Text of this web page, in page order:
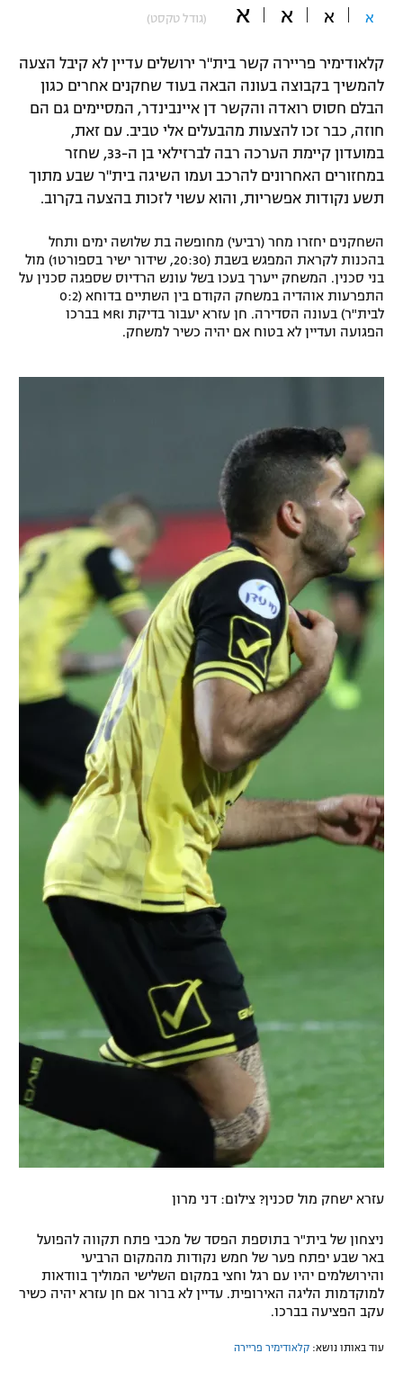
"מחצית בשכונה" – פודקאסט
משתתפים וזוכים בפרסים
תקנון משתתפים וזוכים בפרסים
תקנון עבור פעילות אלקטרה
טניס
גיימינג E-Sports
תנאי שימוש
מדיניות פרטיות
רשיון להקרנה פומבית לבית עסק
הצטרפות לחבילת הערוצים
לוח דרושים – ג'ובנט
תגיות
המגזין
ספורט מוטורי
כדורמים
בייסבול MLB
ספורט אתגרי ואקסטרים
אומנויות לחימה
גיימינג E-Sports
א א א א (גודל טקסט)
קלאודימיר פריירה קשר בית"ר ירושלים עדיין לא קיבל הצעה
להמשיך בקבוצה בעונה הבאה בעוד שחקנים אחרים כגון
הבלם חסוס רואדה והקשר דן איינבינדר, המסיימים גם הם
חוזה, כבר זכו להצעות מהבעלים אלי טביב. עם זאת,
במועדון קיימת הערכה רבה לברזילאי בן ה-33, שחזר
במחזורים האחרונים להרכב ועמו השיגה בית"ר שבע מתוך
תשע נקודות אפשריות, והוא עשוי לזכות בהצעה בקרוב.
השחקנים יחזרו מחר (רביעי) מחופשה בת שלושה ימים ותחל
בהכנות לקראת המפגש בשבת (20:30, שידור ישיר בספורט1) מול
בני סכנין. המשחק ייערך בעכו בשל עונש הרדיוס שספגה סכנין על
התפרעות אוהדיה במשחק הקודם בין השתיים בדוחא (0:2
לבית"ר) בעונה הסדירה. חן עזרא יעבור בדיקת MRI בברכו
הפגועה ועדיין לא בטוח אם יהיה כשיר למשחק.
עזרא ישחק מול סכנין? צילום: דני מרון
ניצחון של בית"ר בתוספת הפסד של מכבי פתח תקווה להפועל
באר שבע יפתח פער של חמש נקודות מהמקום הרביעי
והירושלמים יהיו עם רגל וחצי במקום השלישי המוליך בוודאות
למוקדמות הליגה האירופית. עדיין לא ברור אם חן עזרא יהיה כשיר
עקב הפציעה בברכו.
עוד באותו נושא: קלאודימיר פריירה